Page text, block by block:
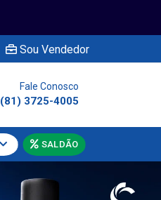
Sou Vendedor
Fale Conosco
(81) 3725-4005
SALDÃO